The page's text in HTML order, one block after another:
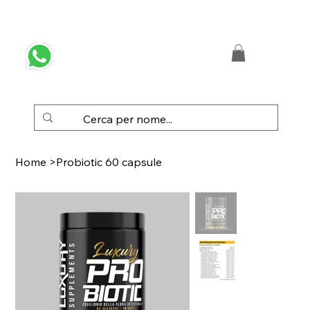
Home >Probiotic 60 capsule